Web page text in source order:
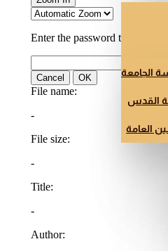
الجامعة
القدس
العامة